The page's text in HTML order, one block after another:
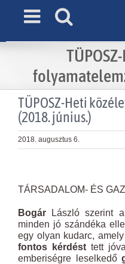
TÜPOSZ-Heti
(2018. június.)
2018. augusztus 6.
Larger
Image
TÁRSADALOM- ÉS
Bogár László szerint a
minden jó szándéka
egy olyan kudarc,
fontos kérdésttett
emberiségre leselkedő